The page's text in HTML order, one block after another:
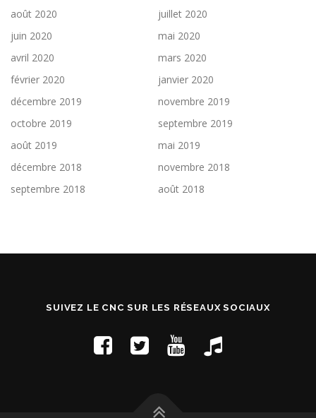
août 2020
juillet 2020
juin 2020
mai 2020
avril 2020
mars 2020
février 2020
janvier 2020
décembre 2019
novembre 2019
octobre 2019
septembre 2019
août 2019
mai 2019
décembre 2018
novembre 2018
septembre 2018
août 2018
SUIVEZ LE CNC SUR LES RÉSEAUX SOCIAUX